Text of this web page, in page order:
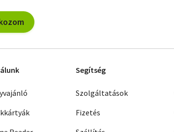
Segítség
Szolgáltatások
Fizetés